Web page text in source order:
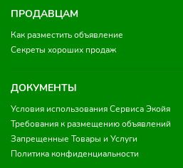
ПРОДАВЦАМ
Как разместить объявление
Секреты хороших продаж
ДОКУМЕНТЫ
Условия использования Сервиса Экойя
Требования к размещению объявлений
Запрещенные Товары и Услуги
Политика конфиденциальности